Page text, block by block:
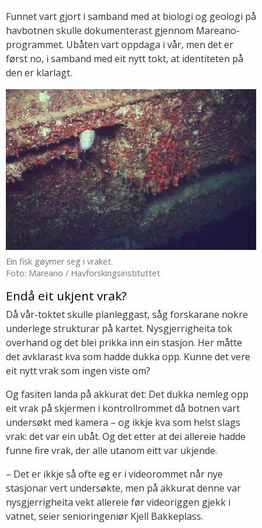
Funnet vart gjort i samband med at biologi og geologi på
havbotnen skulle dokumenterast gjennom Mareano-
programmet. Ubåten vart oppdaga i vår, men det er
først no, i samband med eit nytt tokt, at identiteten på
den er klarlagt.
Ein fisk gøymer seg i vraket.
Foto: Mareano / Havforskingsinstituttet
Endå eit ukjent vrak?
Då vår-toktet skulle planleggast, såg forskarane nokre
underlege strukturar på kartet. Nysgjerrigheita tok
overhand og det blei prikka inn ein stasjon. Her måtte
det avklarast kva som hadde dukka opp. Kunne det vere
eit nytt vrak som ingen viste om?
Og fasiten landa på akkurat det: Det dukka nemleg opp
eit vrak på skjermen i kontrollrommet då botnen vart
undersøkt med kamera – og ikkje kva som helst slags
vrak: det var ein ubåt. Og det etter at dei allereie hadde
funne fire vrak, der alle utanom eitt var ukjende.
– Det er ikkje så ofte eg er i videorommet når nye
stasjonar vert undersøkte, men på akkurat denne var
nysgjerrigheita vekt allereie før videoriggen gjekk i
vatnet, seier senioringeniør Kjell Bakkeplass.